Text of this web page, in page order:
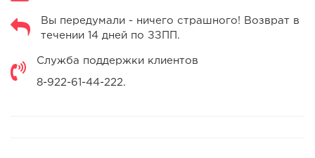
Вы передумали - ничего страшного! Возврат в
течении 14 дней по ЗЗПП.
Служба поддержки клиентов
8-922-61-44-222.